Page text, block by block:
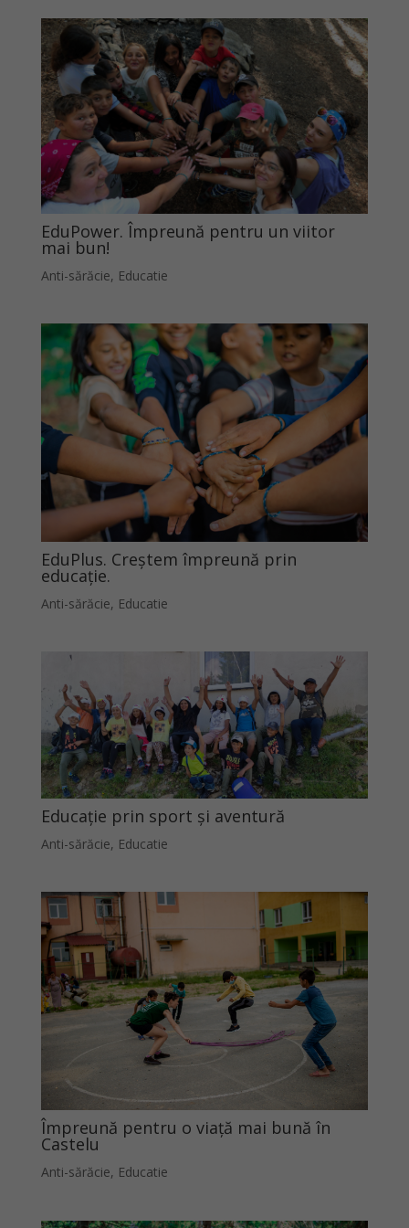
EduPower. Împreună pentru un viitor
mai bun!
Anti-sărăcie, Educatie
EduPlus. Creștem împreună prin
educație.
Anti-sărăcie, Educatie
Educație prin sport și aventură
Anti-sărăcie, Educatie
Împreună pentru o viață mai bună în
Castelu
Anti-sărăcie, Educatie